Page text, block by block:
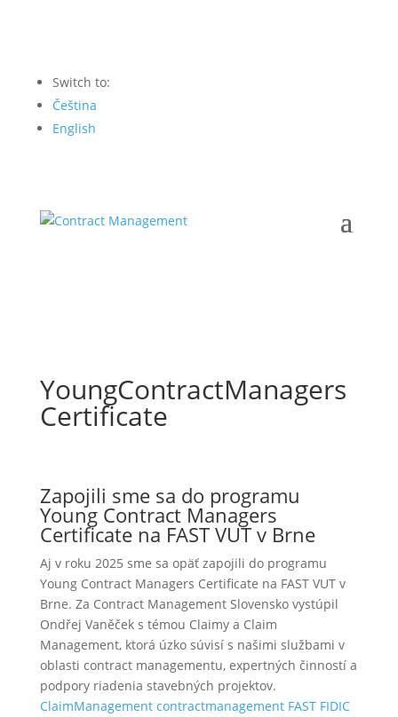
Switch to:
Čeština
English
YoungContractManagers
Certificate
Zapojili sme sa do programu
Young Contract Managers
Certificate na FAST VUT v Brne
Aj v roku 2025 sme sa opäť zapojili do programu
Young Contract Managers Certificate na FAST VUT v
Brne. Za Contract Management Slovensko vystúpil
Ondřej Vaněček s témou Claimy a Claim
Management, ktorá úzko súvisí s našimi službami v
oblasti contract managementu, expertných činností a
podpory riadenia stavebných projektov.
ClaimManagement contractmanagement FAST FIDIC